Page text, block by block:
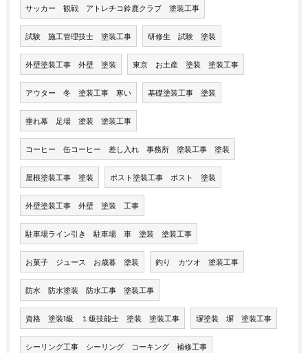
サッカー 観戦 アトレチコ鈴鹿クラブ 塗装工事
試験 施工管理技士 塗装工事 研修生 試験 塗装
外壁塗装工事 外壁 塗装 東京 お土産 塗装 塗装工事
アウター 冬 塗装工事 寒い 基礎塗装工事 塗装
垂れ幕 足場 塗装 塗装工事
コーヒー 缶コーヒー 差し入れ 事務所 塗装工事 塗装
屋根塗装工事 塗装 ポスト塗装工事 ポスト 塗装
外壁塗装工事 外壁 塗装 工事
駐車場ライン引き 駐車場 車 塗装 塗装工事
お菓子 ジュース お歳暮 塗装 釣り カツオ 塗装工事
防水 防水塗装 防水工事 塗装工事
資格 塗装1級 １級技能士 塗装 塗装工事 塀塗装 塀 塗装工事
シーリング工事 シーリング コーキング 補修工事